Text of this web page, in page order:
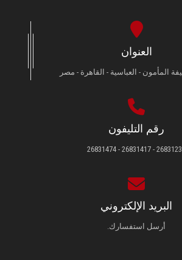
العنوان
المأمون - العباسية - القاهرة - مصر
رقم التليفون
26831231 - 26831417 -
البريد الإلكتروني
أرسل استفسارك.